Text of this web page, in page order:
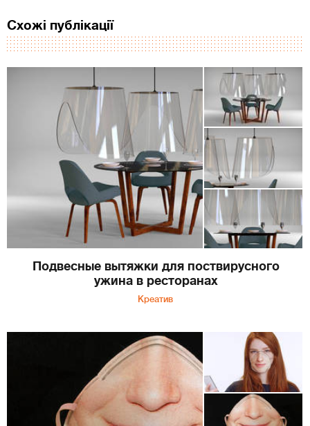
Схожі публікації
Подвесные вытяжки для поствирусного
ужина в ресторанах
Креатив